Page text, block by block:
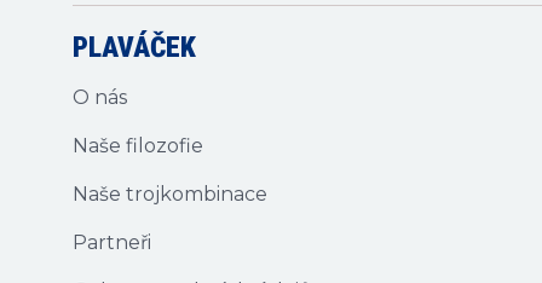
PLAVÁČEK
O nás
Naše filozofie
Naše trojkombinace
Partneři